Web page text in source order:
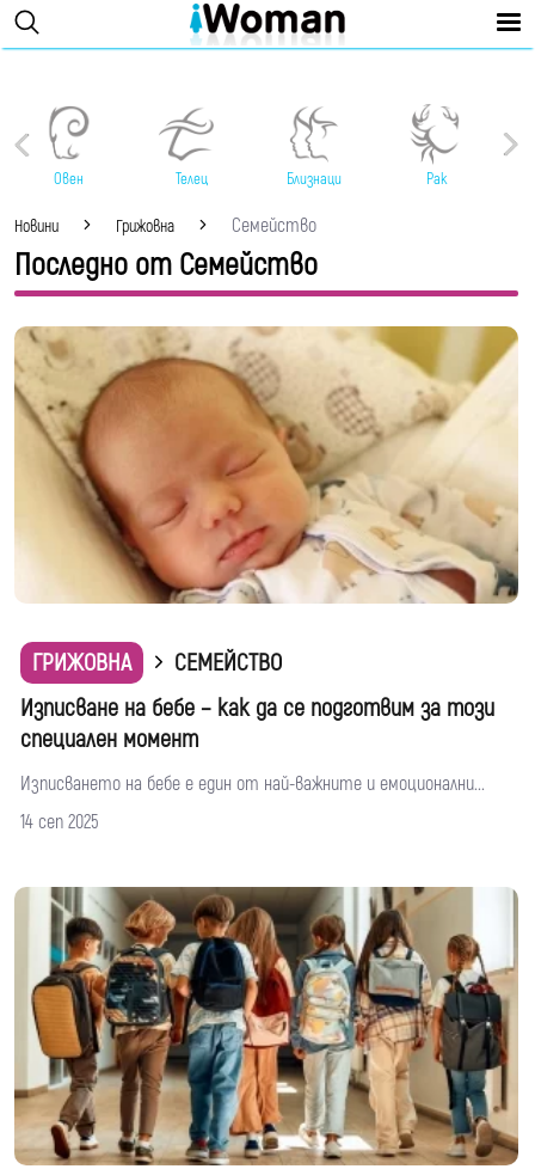
Овен Телец Близнаци Рак
Новини Грижовна Семейство
Последно от Семейство
ГРИЖОВНА
СЕМЕЙСТВО
Изписване на бебе – как да се подготвим за този
специален момент
Изписването на бебе е един от най-важните и емоционални...
14 сеп 2025